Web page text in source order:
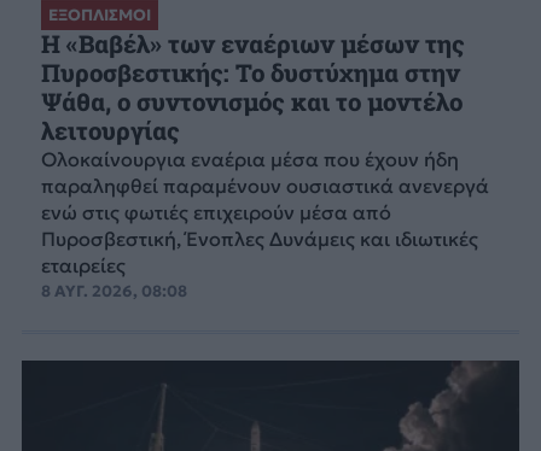
ΕΞΟΠΛΙΣΜΟΙ
H «Βαβέλ» των εναέριων μέσων της
Πυροσβεστικής: Το δυστύχημα στην
Ψάθα, ο συντονισμός και το μοντέλο
λειτουργίας
Ολοκαίνουργια εναέρια μέσα που έχουν ήδη
παραληφθεί παραμένουν ουσιαστικά ανενεργά
ενώ στις φωτιές επιχειρούν μέσα από
Πυροσβεστική, Ένοπλες Δυνάμεις και ιδιωτικές
εταιρείες
8 ΑΥΓ. 2026, 08:08